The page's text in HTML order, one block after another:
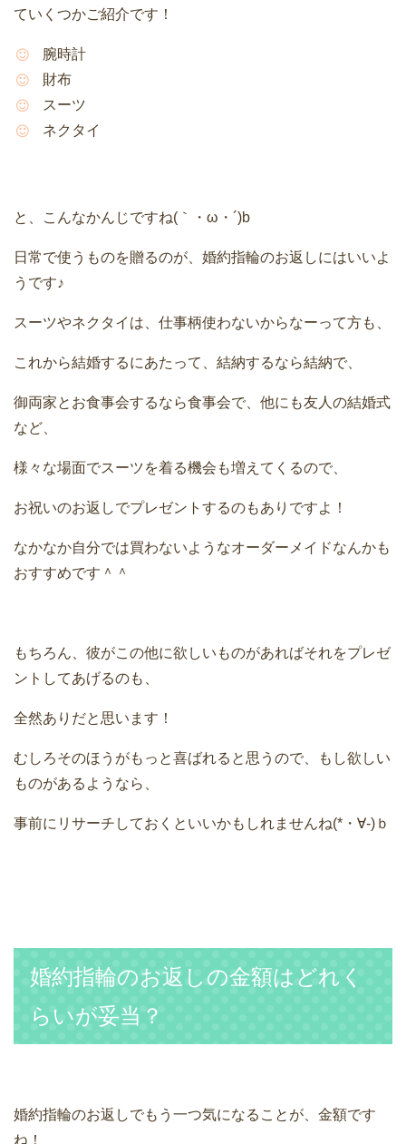
ていくつかご紹介です！
腕時計
財布
スーツ
ネクタイ
と、こんなかんじですね(｀・ω・´)b
日常で使うものを贈るのが、婚約指輪のお返しにはいいよ
うです♪
スーツやネクタイは、仕事柄使わないからなーって方も、
これから結婚するにあたって、結納するなら結納で、
御両家とお食事会するなら食事会で、他にも友人の結婚式
など、
様々な場面でスーツを着る機会も増えてくるので、
お祝いのお返しでプレゼントするのもありですよ！
なかなか自分では買わないようなオーダーメイドなんかも
おすすめです＾＾
もちろん、彼がこの他に欲しいものがあればそれをプレゼ
ントしてあげるのも、
全然ありだと思います！
むしろそのほうがもっと喜ばれると思うので、もし欲しい
ものがあるようなら、
事前にリサーチしておくといいかもしれませんね(*・∀-)ｂ
婚約指輪のお返しの金額はどれく
らいが妥当？
婚約指輪のお返しでもう一つ気になることが、金額です
ね！